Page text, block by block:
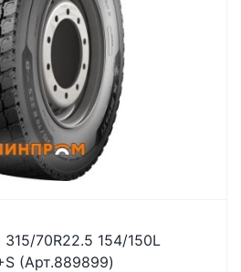
315/70R22.5 154/150L
(Арт.889899)